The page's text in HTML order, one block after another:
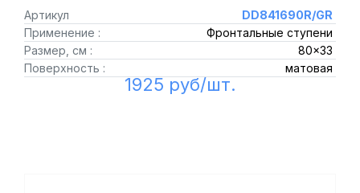
Артикул
DD841690R/GR
Применение :
Фронтальные ступени
Размер, см :
80x33
Поверхность :
матовая
1925 руб/шт.